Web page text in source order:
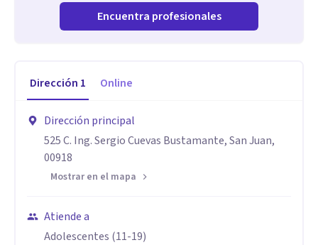
Encuentra profesionales
Dirección 1 Online
Dirección principal
525 C. Ing. Sergio Cuevas Bustamante, San Juan,
00918
Mostrar en el mapa
Atiende a
Adolescentes (11-19)